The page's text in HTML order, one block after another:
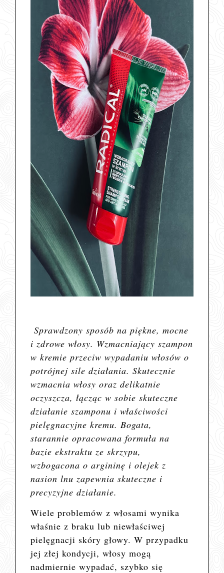
Sprawdzony sposób na piękne, mocne
i zdrowe włosy. Wzmacniający szampon
w kremie przeciw wypadaniu włosów o
potrójnej sile działania. Skutecznie
wzmacnia włosy oraz delikatnie
oczyszcza, łącząc w sobie skuteczne
działanie szamponu i właściwości
pielęgnacyjne kremu. Bogata,
starannie opracowana formuła na
bazie ekstraktu ze skrzypu,
wzbogacona o argininę i olejek z
nasion lnu zapewnia skuteczne i
precyzyjne działanie.
Wiele problemów z włosami wynika
właśnie z braku lub niewłaściwej
pielęgnacji skóry głowy. W przypadku
jej złej kondycji, włosy mogą
nadmiernie wypadać, szybko się